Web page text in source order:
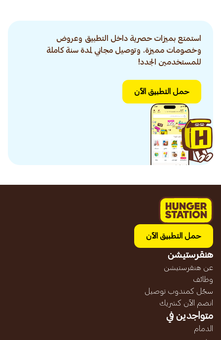
استمتع بميزات حصرية داخل التطبيق وعروض
وخصومات مميزة. وتوصيل مجاني لمدة سنة كاملة
للمستخدمين الجدد!
حمل التطبيق الآن
حمل التطبيق الآن
هنقرستيشن
عن هنقرستيشن
وظائف
سجّل كمندوب توصيل
انضم الآن كشريك
متواجدين في
الدمام